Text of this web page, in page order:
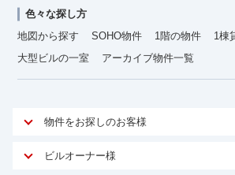
色々な探し方
地図から探す
SOHO物件 1階の物件
1棟
大型ビルの一室
アーカイブ物件一覧
物件をお探しのお客様
アットオフィスが選ばれる理由
ビルオーナー様